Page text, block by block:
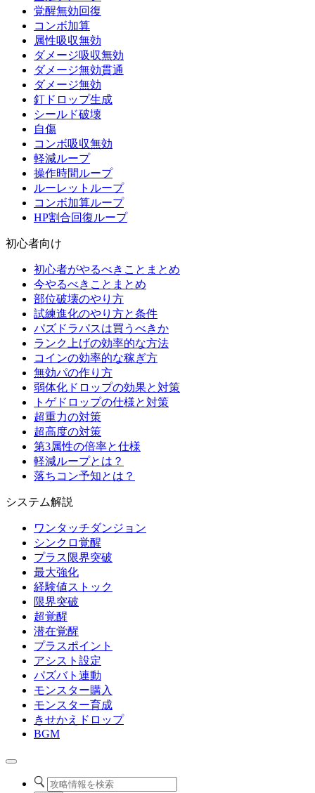
覚醒無効回復
コンボ加算
属性吸収無効
ダメージ吸収無効
ダメージ無効貫通
ダメージ無効
釘ドロップ生成
シールド破壊
自傷
コンボ吸収無効
軽減ループ
操作時間ループ
ルーレットループ
コンボ加算ループ
HP割合回復ループ
初心者向け
初心者がやるべきことまとめ
今やるべきことまとめ
部位破壊のやり方
試練進化のやり方と条件
パズドラパスは買うべきか
ランク上げの効率的な方法
コインの効率的な稼ぎ方
無効パの作り方
弱体化ドロップの効果と対策
トゲドロップの仕様と対策
超重力の対策
超高度の対策
第3属性の倍率と仕様
軽減ループとは？
落ちコン予知とは？
システム解説
ワンタッチダンジョン
シンクロ覚醒
プラス限界突破
最大強化
経験値ストック
限界突破
超覚醒
潜在覚醒
プラスポイント
アシスト設定
パズバト連動
モンスター購入
モンスター育成
きせかえドロップ
BGM